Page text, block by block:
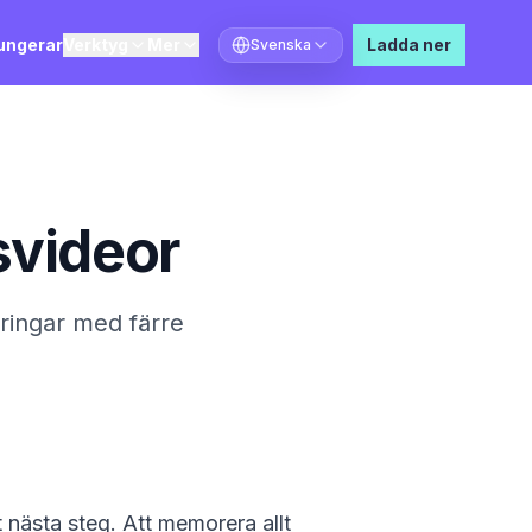
Välj språk
Svenska Ladda ner
med färre
steg. Att memorera allt